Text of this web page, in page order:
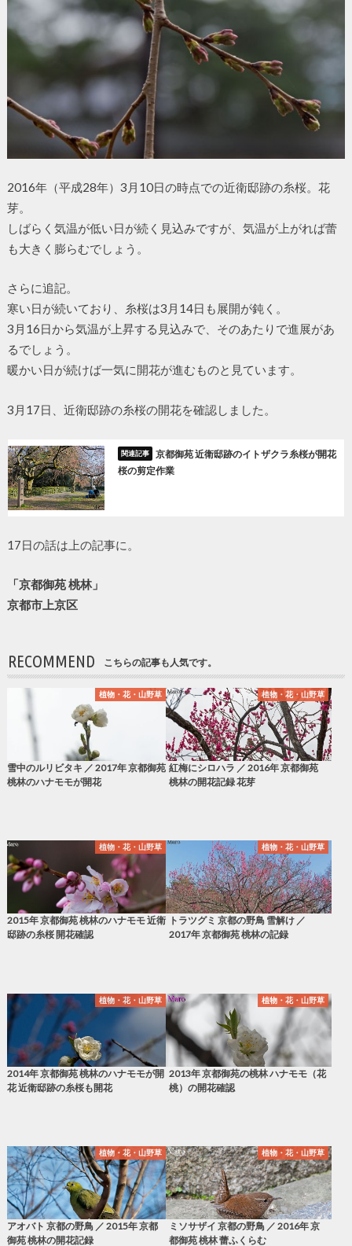
2016年（平成28年）3月10日の時点での近衛邸跡の糸桜。花
芽。
しばらく気温が低い日が続く見込みですが、気温が上がれば蕾
も大きく膨らむでしょう。
さらに追記。
寒い日が続いており、糸桜は3月14日も展開が鈍く。
3月16日から気温が上昇する見込みで、そのあたりで進展があ
るでしょう。
暖かい日が続けば一気に開花が進むものと見ています。
3月17日、近衛邸跡の糸桜の開花を確認しました。
京都御苑 近衛邸跡のイトザクラ糸桜が開花
桜の剪定作業
17日の話は上の記事に。
「京都御苑 桃林」
京都市上京区
RECOMMEND こちらの記事も人気です。
植物・花・山野草
雪中のルリビタキ ／ 2017年 京都御苑
桃林のハナモモが開花
植物・花・山野草
紅梅にシロハラ ／ 2016年 京都御苑
桃林の開花記録 花芽
植物・花・山野草
2015年 京都御苑 桃林のハナモモ 近衛
邸跡の糸桜 開花確認
植物・花・山野草
トラツグミ 京都の野鳥 雪解け ／
2017年 京都御苑 桃林の記録
植物・花・山野草
2014年 京都御苑 桃林のハナモモが開
花 近衛邸跡の糸桜も開花
植物・花・山野草
2013年 京都御苑の桃林 ハナモモ（花
桃）の開花確認
植物・花・山野草
アオバト 京都の野鳥 ／ 2015年 京都
御苑 桃林の開花記録
植物・花・山野草
ミソサザイ 京都の野鳥 ／ 2016年 京
都御苑 桃林 蕾ふくらむ